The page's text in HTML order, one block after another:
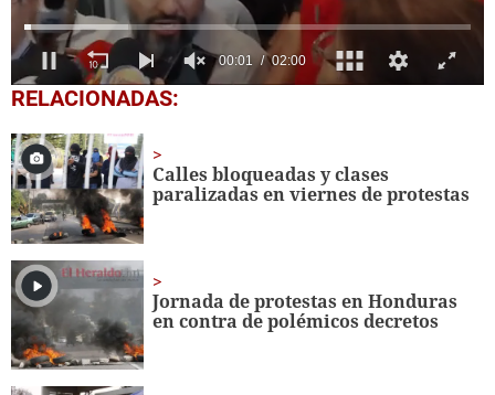
0
seconds
2
minutes,
0
RELACIONADAS:
Calles bloqueadas y clases
paralizadas en viernes de protestas
Jornada de protestas en Honduras
en contra de polémicos decretos